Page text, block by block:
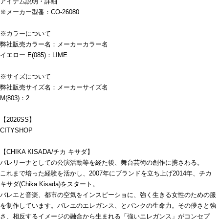
※メーカー型番：CO-26080
※カラーについて
弊社販売カラー名：メーカーカラー名
イエロー E(085)：LIME
※サイズについて
弊社販売サイズ名：メーカーサイズ名
M(803)：2
【2026SS】
CITYSHOP
【CHIKA KISADA/チカ キサダ】
バレリーナとしての公演活動等を経た後、舞台芸術の創作に携さわる。
これまで培った経験を活かし、2007年にブランドを立ち上げ2014年、チカ
キサダ(Chika Kisada)をスタート。
バレエと音楽、都市の空気をインスピーショに、強く生きる女性のための服
を制作しています。バレエのエレガンス、とパンクの生命力。その儚さと強
さ、相反するイメージの融合から生まれる「強いエレガンス」がコンセプ